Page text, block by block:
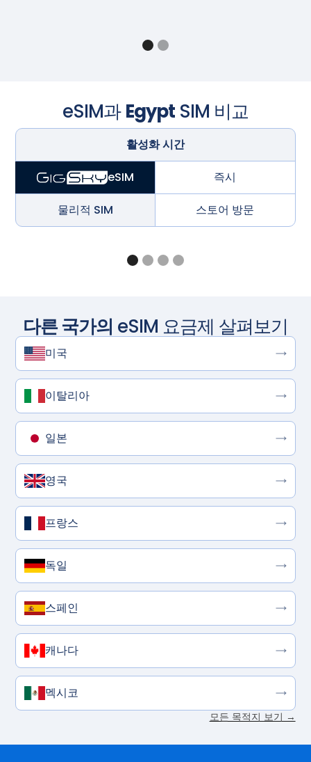
eSIM과EgyptSIM 비교
활성화 시간
eSIM 즉시
물리적 SIM 스토어 방문
다른 국가의 eSIM 요금제 살펴보기
미국
이탈리아
일본
영국
프랑스
독일
스페인
캐나다
멕시코
모든 목적지 보기 →